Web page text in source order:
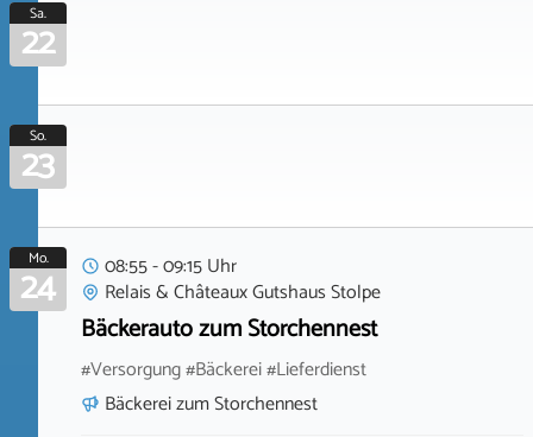
Sa.
22
So.
23
Mo.
24
08:55 - 09:15 Uhr
Relais & Châteaux Gutshaus Stolpe
Bäckerauto zum Storchennest
#Versorgung #Bäckerei #Lieferdienst
Bäckerei zum Storchennest